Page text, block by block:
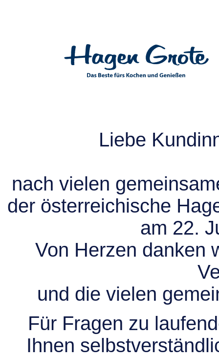
Liebe
nach vielen
der österreichische
am 22.
Von Herzen danken
und die vielen
Für Fragen zu
Ihnen